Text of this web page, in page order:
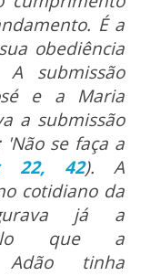
É a
obediência
submissão
e a Maria
a submissão
'Não se faça a
22, 42). A
cotidiano da
já a
que a
Adão tinha